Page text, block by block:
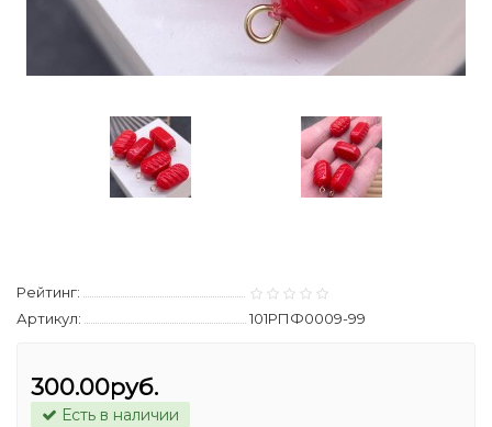
Рейтинг:
Артикул:
101РПФ0009-99
300.00руб.
Есть в наличии